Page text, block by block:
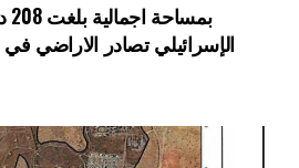
الإسرائيلي تصادر الاراضي